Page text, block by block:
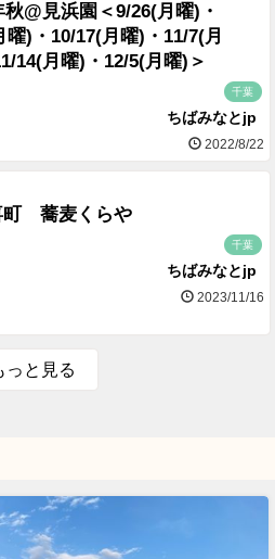
秋@見浜園＜9/26(月曜)・
曜)・10/17(月曜)・11/7(月
14(月曜)・12/5(月曜)＞
千葉
ちばみなとjp
2022/8/22
町 蕎麦くらや
千葉
ちばみなとjp
2023/11/16
っと見る